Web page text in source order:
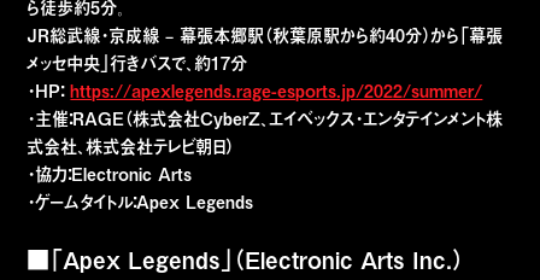
ら徒歩約5分。
JR総武線・京成線 – 幕張本郷駅（秋葉原駅から約40分）から「幕張
メッセ中央」行きバスで、約17分
・HP： https://apexlegends.rage-esports.jp/2022/summer/
・主催：RAGE（株式会社CyberZ、エイベックス・エンタテインメント株
式会社、株式会社テレビ朝日）
・協力：Electronic Arts
・ゲームタイトル：Apex Legends
■「Apex Legends」（Electronic Arts Inc.）